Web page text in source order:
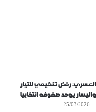
العسري: رفض تنظيمي للتيار
واليسار يوحد صفوفه انتخابيا
25/03/2026